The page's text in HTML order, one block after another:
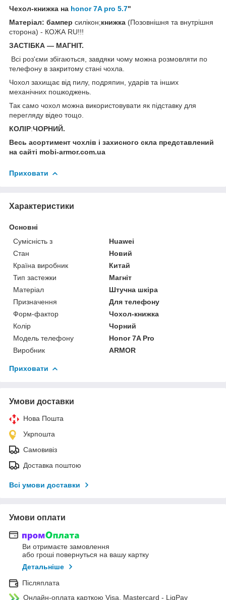
Чехол-книжка на honor 7A pro 5.7"
Матеріал: бампер силікон;книжка (Позовнішня та внутрішня
сторона) - КОЖА RU!!!
ЗАСТІБКА — МАГНІТ.
Всі роз'єми збігаються, завдяки чому можна розмовляти по
телефону в закритому стані чохла.
Чохол захищає від пилу, подряпин, ударів та інших
механічних пошкоджень.
Так само чохол можна використовувати як підставку для
перегляду відео тощо.
КОЛІР:ЧОРНИЙ.
Весь асортимент чохлів і захисного скла представлений
на сайті mobi-armor.com.ua
Приховати
Характеристики
Основні
Сумісність з
Huawei
Стан
Новий
Країна виробник
Китай
Тип застежки
Магніт
Матеріал
Штучна шкіра
Призначення
Для телефону
Форм-фактор
Чохол-книжка
Колір
Чорний
Модель телефону
Honor 7A Pro
Виробник
ARMOR
Приховати
Умови доставки
Нова Пошта
Укрпошта
Самовивіз
Доставка поштою
Всі умови доставки
Умови оплати
Ви отримаєте замовлення
або гроші повернуться на вашу картку
Детальніше
Післяплата
Онлайн-оплата карткою Visa, Mastercard - LiqPay